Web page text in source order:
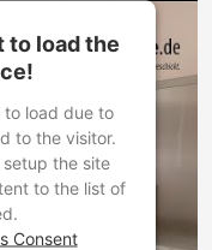
to load the
load due to
to the visitor.
the site
to the list of
Consent